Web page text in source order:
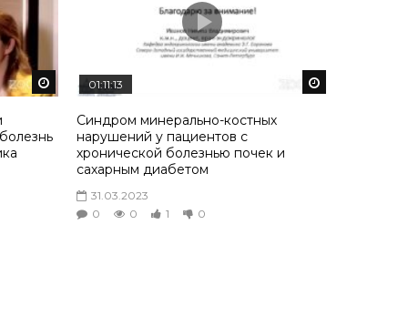
Смотреть потом
01:11:13
Синдром минерально-костных
нарушений у пациентов с
хронической болезнью почек и
сахарным диабетом
31.03.2023
0
0 1 0